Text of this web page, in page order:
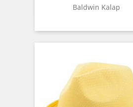
Baldwin Kalap
Előnézet